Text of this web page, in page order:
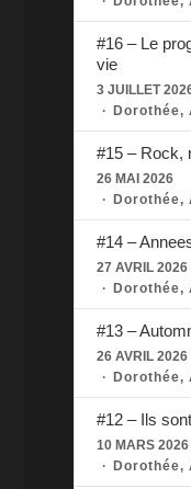
#16 – Le
vie
3 JUILLET
Dorothée,
#15 – Rock,
26 MAI 2026
Dorothée,
#14 –
27 AVRIL 2026
Dorothée,
#13 –
26 AVRIL 2026
Dorothée,
#12 – Ils
10 MARS 2026
Dorothée,